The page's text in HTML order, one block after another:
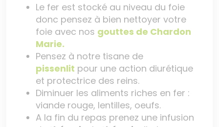
Le fer est stocké au niveau du foie
donc pensez à bien nettoyer votre
foie avec nos gouttes de Chardon
Marie.
Pensez à notre tisane de
pissenlit pour une action diurétique
et protectrice des reins.
Diminuer les aliments riches en fer :
viande rouge, lentilles, oeufs.
A la fin du repas prenez une infusion